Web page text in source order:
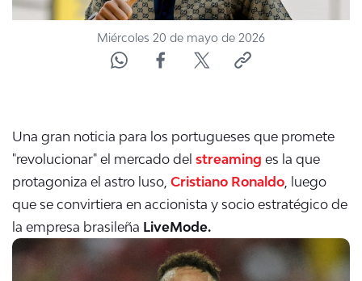
ÁREA DE PROYECTOS
Miércoles 20 de mayo de 2026
Una gran noticia para los portugueses que promete
"revolucionar" el mercado del streaming es la que
protagoniza el astro luso, Cristiano Ronaldo, luego
que se convirtiera en accionista y socio estratégico de
la empresa brasileña LiveMode.